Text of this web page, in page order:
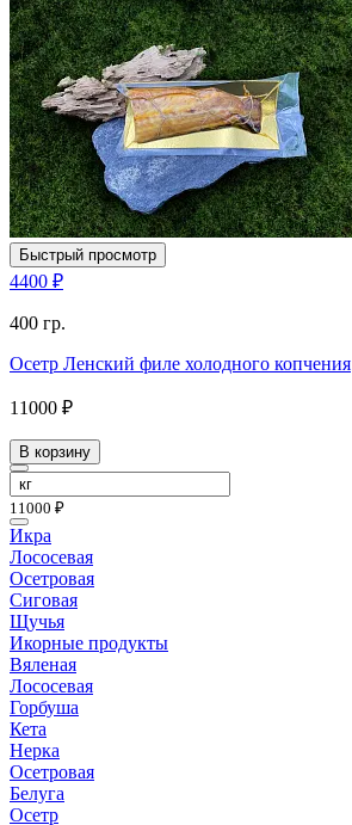
Быстрый просмотр
4400 ₽
400 гр.
Осетр Ленский филе холодного копчения
11000 ₽
В корзину
11000 ₽
Икра
Лососевая
Осетровая
Сиговая
Щучья
Икорные продукты
Вяленая
Лососевая
Горбуша
Кета
Нерка
Осетровая
Белуга
Осетр